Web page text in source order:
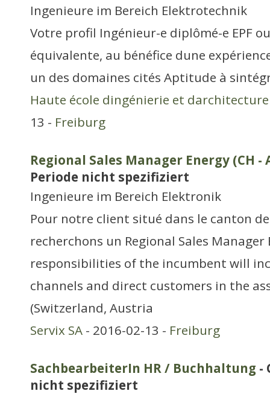
Ingenieure im Bereich Elektrotechnik
Votre profil Ingénieur-e diplômé-e EPF
équivalente, au bénéfice dune
un des domaines cités Aptitude à
Haute école dingénierie et
13 - Freiburg
Regional Sales Manager Energy (CH -
Periode nicht spezifiziert
Ingenieure im Bereich Elektronik
Pour notre client situé dans le canton
recherchons un Regional Sales Manager
responsibilities of the incumbent will
channels and direct customers in the
(Switzerland, Austria
Servix SA - 2016-02-13 - Freiburg
SachbearbeiterIn HR / Buchhaltung -
nicht spezifiziert